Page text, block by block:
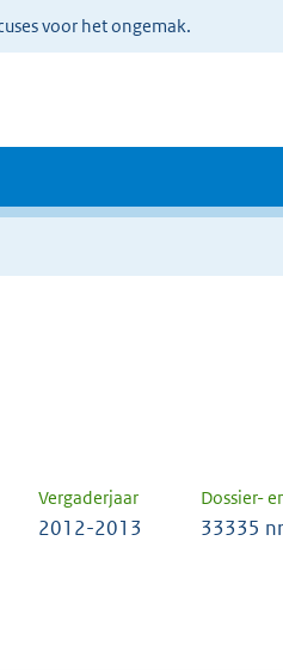
voor het ongemak.
Vergaderjaar Dossier-
2012-2013 33335